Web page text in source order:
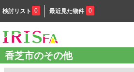
検討リスト 0 最近見た物件 0
香芝市のその他